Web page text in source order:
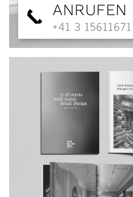
ANRUFEN
+41 3 15611671